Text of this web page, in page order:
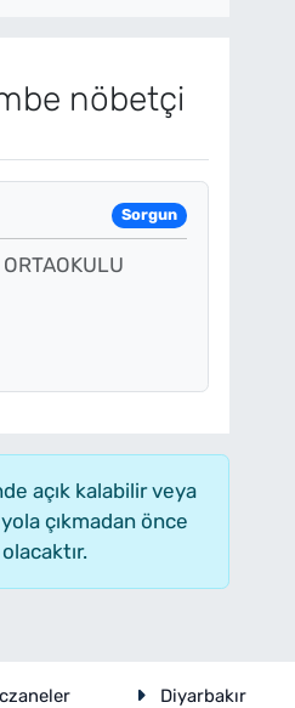
nöbetçi
Sorgun
açık kalabilir veya
çıkmadan önce
Diyarbakır